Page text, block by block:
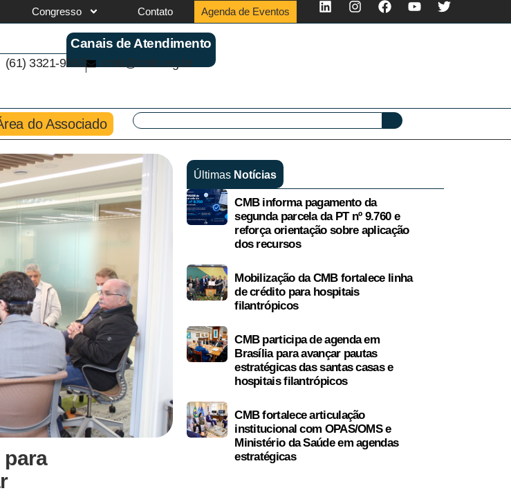
Congresso Contato Agenda de Eventos
Canais de Atendimento
(61) 3321-9563 cmb@cmb.org.br
do Associado
para
Últimas Notícias
CMB informa pagamento da
segunda parcela da PT nº 9.760 e
reforça orientação sobre aplicação
dos recursos
Mobilização da CMB fortalece linha
de crédito para hospitais
filantrópicos
CMB participa de agenda em
Brasília para avançar pautas
estratégicas das santas casas e
hospitais filantrópicos
CMB fortalece articulação
institucional com OPAS/OMS e
Ministério da Saúde em agendas
estratégicas